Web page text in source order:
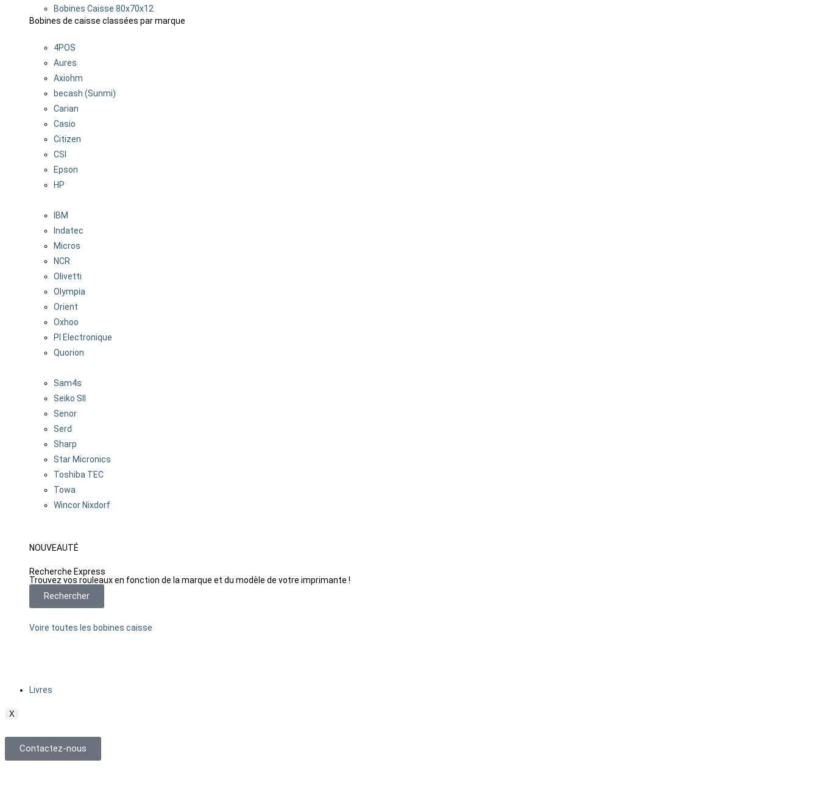
Bobines Caisse 80x70x12
Bobines de caisse classées par marque
4POS
Aures
Axiohm
becash (Sunmi)
Carian
Casio
Citizen
CSI
Epson
HP
IBM
Indatec
Micros
NCR
Olivetti
Olympia
Orient
Oxhoo
PI Electronique
Quorion
Sam4s
Seiko SII
Senor
Serd
Sharp
Star Micronics
Toshiba TEC
Towa
Wincor Nixdorf
NOUVEAUTÉ
Recherche Express
Trouvez vos rouleaux en fonction de la marque et du modèle de votre imprimante !
Rechercher
Voire toutes les bobines caisse
Livres
X
Contactez-nous